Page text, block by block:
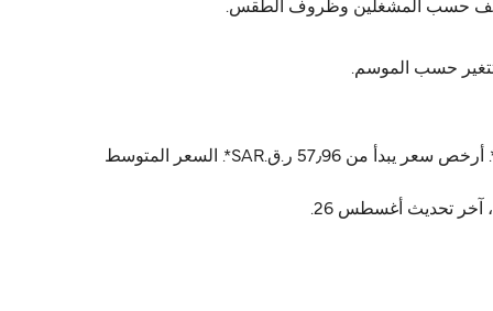
أسعار إيبيزا برشلونة (Barcelona) عادةً تتراوح بين 57٫96 ر.ق.‏SAR* و 577٫14 ر.ق.‏SAR*. السعر المتوسط عادةً 192٫51 ر.ق.‏SAR*. أرخص سعر يبدأ من 57٫96 ر.ق.‏SAR*. السعر المتوسط